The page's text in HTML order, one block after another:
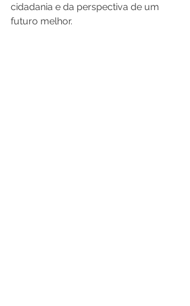
cidadania e da perspectiva de um
futuro melhor.